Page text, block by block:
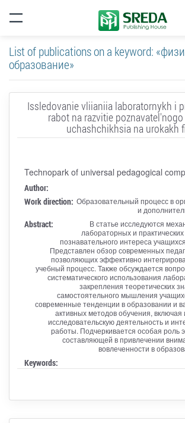
List of publications on a keyword:
образование»
Issledovanie vliianiia laboratornykh i
rabot na razvitie
uchashchikhsia na urokakh
Technopark of universal pedagogical
Author:
Work direction: Образовательный процесс в
и
Abstract:
В статье исследуются
лабораторных и
познавательного интереса
Представлен обзор современных
позволяющих эффективно
учебный процесс. Также обсуждается
систематического использования
закрепления теоретических
самостоятельного мышления
современные тенденции в образовании и
активных методов обучения,
исследовательскую деятельность и
работы. Подчеркивается особая роль
составляющей в привлечении
вовлеченности в
Keywords: